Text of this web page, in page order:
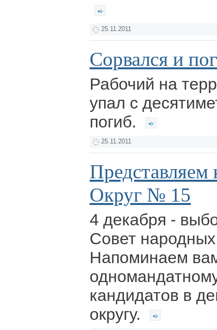
25.11.2011
Сорвался и
Рабочий на
упал с
погиб.
25.11.2011
Представляем
Округ № 15
4 декабря -
Совет
Напоминаем
кандидатов в
округу.